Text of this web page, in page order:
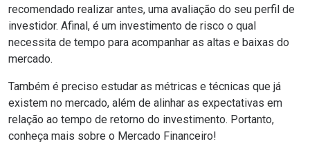
recomendado realizar antes, uma avaliação do seu perfil de
investidor. Afinal, é um investimento de risco o qual
necessita de tempo para acompanhar as altas e baixas do
mercado.
Também é preciso estudar as métricas e técnicas que já
existem no mercado, além de alinhar as expectativas em
relação ao tempo de retorno do investimento. Portanto,
conheça mais sobre o Mercado Financeiro!